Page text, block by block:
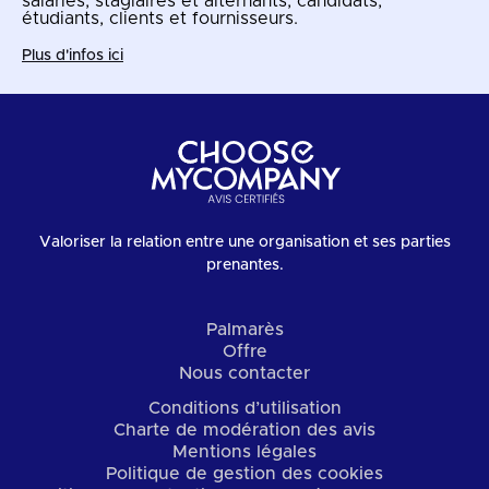
étudiants, clients et fournisseurs.
Plus d'infos ici
Valoriser la relation entre une organisation et ses parties
prenantes.
Palmarès
Offre
Nous contacter
Conditions d’utilisation
Charte de modération des avis
Mentions légales
Politique de gestion des cookies